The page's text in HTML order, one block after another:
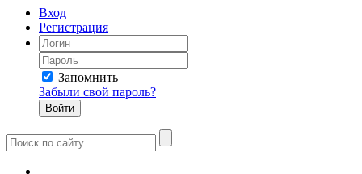
Вход
Регистрация
Запомнить
Забыли свой пароль?